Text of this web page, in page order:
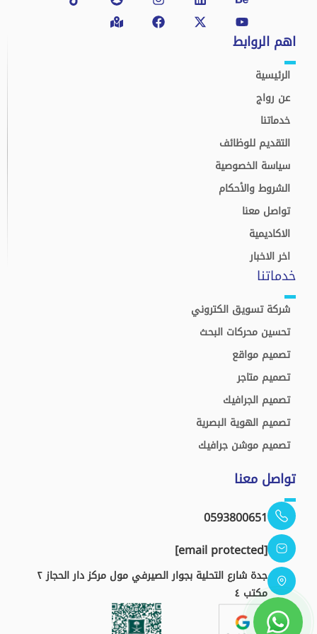
twitter
marked-
alt
اهم الروابط
الرئيسية
عن رواج
خدماتنا
التقديم للوظائف
سياسة الخصوصية
الشروط والأحكام
تواصل معنا
الاكاديمية
اخر الاخبار
خدماتنا
شركة تسويق الكتروني
تحسين محركات البحث
تصميم مواقع
تصميم متاجر
تصميم الجرافيك
تصميم الهوية البصرية
تصميم موشن جرافيك
تواصل معنا
0593800651
[email protected]
جدة شارع التحلية بجوار الصيرفي مول مركز دار الحجاز ٢
مكتب ٤